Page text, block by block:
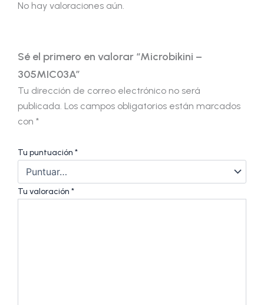
No hay valoraciones aún.
Sé el primero en valorar “Microbikini –
305MIC03A”
Tu dirección de correo electrónico no será
publicada. Los campos obligatorios están marcados
con *
Tu puntuación *
Tu valoración *